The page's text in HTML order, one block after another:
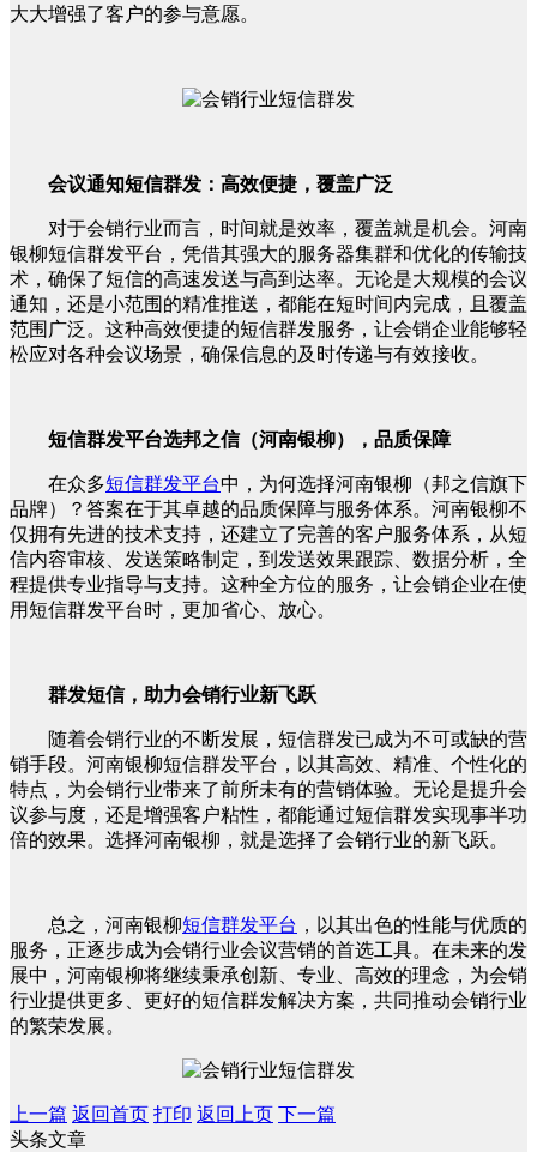
大大增强了客户的参与意愿。
会议通知短信群发：高效便捷，覆盖广泛
对于会销行业而言，时间就是效率，覆盖就是机会。河南
银柳短信群发平台，凭借其强大的服务器集群和优化的传输技
术，确保了短信的高速发送与高到达率。无论是大规模的会议
通知，还是小范围的精准推送，都能在短时间内完成，且覆盖
范围广泛。这种高效便捷的短信群发服务，让会销企业能够轻
松应对各种会议场景，确保信息的及时传递与有效接收。
短信群发平台选邦之信（河南银柳），品质保障
在众多短信群发平台中，为何选择河南银柳（邦之信旗下
品牌）？答案在于其卓越的品质保障与服务体系。河南银柳不
仅拥有先进的技术支持，还建立了完善的客户服务体系，从短
信内容审核、发送策略制定，到发送效果跟踪、数据分析，全
程提供专业指导与支持。这种全方位的服务，让会销企业在使
用短信群发平台时，更加省心、放心。
群发短信，助力会销行业新飞跃
随着会销行业的不断发展，短信群发已成为不可或缺的营
销手段。河南银柳短信群发平台，以其高效、精准、个性化的
特点，为会销行业带来了前所未有的营销体验。无论是提升会
议参与度，还是增强客户粘性，都能通过短信群发实现事半功
倍的效果。选择河南银柳，就是选择了会销行业的新飞跃。
总之，河南银柳短信群发平台 ，以其出色的性能与优质的
服务，正逐步成为会销行业会议营销的首选工具。在未来的发
展中，河南银柳将继续秉承创新、专业、高效的理念，为会销
行业提供更多、更好的短信群发解决方案，共同推动会销行业
的繁荣发展。
上一篇 返回首页 打印 返回上页 下一篇
头条文章